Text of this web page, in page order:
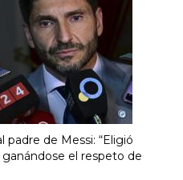
padre de Messi: “Eligió
el respeto de